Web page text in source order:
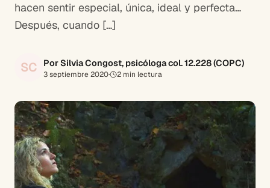
hacen sentir especial, única, ideal y perfecta…
Después, cuando […]
SC Por Silvia Congost, psicóloga col. 12.228 (COPC)
3 septiembre 2020· 2 min lectura